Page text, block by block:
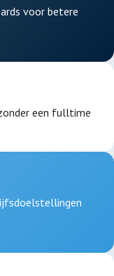
een fulltime
voor betere